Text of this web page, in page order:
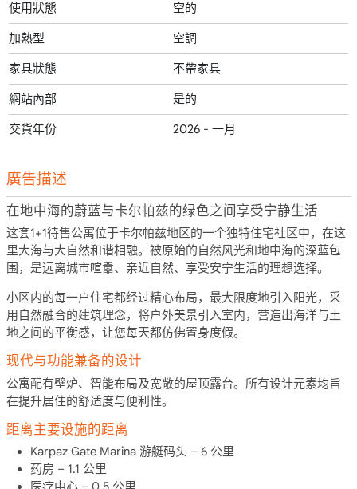
使用狀態 空的
加熱型 空調
家具狀態 不帶家具
網站內部 是的
交貨年份 2026 - 一月
廣告描述
在地中海的蔚蓝与卡尔帕兹的绿色之间享受宁静生活
这套1+1待售公寓位于卡尔帕兹地区的一个独特住宅社区中，在这
里大海与大自然和谐相融。被原始的自然风光和地中海的深蓝包
围，是远离城市喧嚣、亲近自然、享受安宁生活的理想选择。
小区内的每一户住宅都经过精心布局，最大限度地引入阳光，采
用自然融合的建筑理念，将户外美景引入室内，营造出海洋与土
地之间的平衡感，让您每天都仿佛置身度假。
现代与功能兼备的设计
公寓配有壁炉、智能布局及宽敞的屋顶露台。所有设计元素均旨
在提升居住的舒适度与便利性。
距离主要设施的距离
Karpaz Gate Marina 游艇码头 – 6 公里
药房 – 1.1 公里